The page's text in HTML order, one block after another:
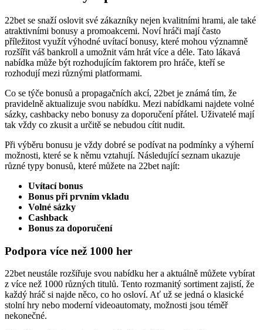
22bet se snaží oslovit své zákazníky nejen kvalitními hrami, ale také
atraktivními bonusy a promoakcemi. Noví hráči mají často
příležitost využít výhodné uvítací bonusy, které mohou významně
rozšířit váš bankroll a umožnit vám hrát více a déle. Tato lákavá
nabídka může být rozhodujícím faktorem pro hráče, kteří se
rozhodují mezi různými platformami.
Co se týče bonusů a propagačních akcí, 22bet je známá tím, že
pravidelně aktualizuje svou nabídku. Mezi nabídkami najdete volné
sázky, cashbacky nebo bonusy za doporučení přátel. Uživatelé mají
tak vždy co zkusit a určitě se nebudou cítit nudit.
Při výběru bonusu je vždy dobré se podívat na podmínky a výherní
možnosti, které se k němu vztahují. Následující seznam ukazuje
různé typy bonusů, které můžete na 22bet najít:
Uvítací bonus
Bonus při prvním vkladu
Volné sázky
Cashback
Bonus za doporučení
Podpora více než 1000 her
22bet neustále rozšiřuje svou nabídku her a aktuálně můžete vybírat
z více než 1000 různých titulů. Tento rozmanitý sortiment zajistí, že
každý hráč si najde něco, co ho osloví. Ať už se jedná o klasické
stolní hry nebo moderní videoautomaty, možnosti jsou téměř
nekonečné.